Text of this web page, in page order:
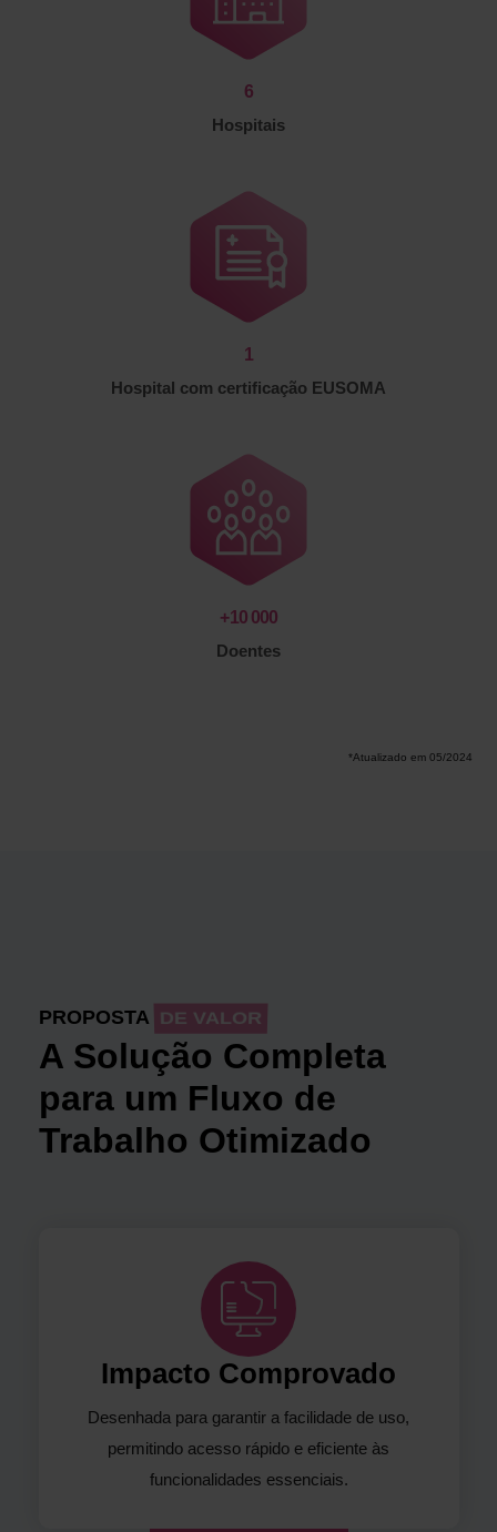
6
Hospitais
1
Hospital com certificação EUSOMA
+10 000
Doentes
*Atualizado em 05/2024
PROPOSTA DE VALOR
A Solução Completa
para um Fluxo de
Trabalho Otimizado
Impacto Comprovado
Desenhada para garantir a facilidade de uso,
permitindo acesso rápido e eficiente às
funcionalidades essenciais.